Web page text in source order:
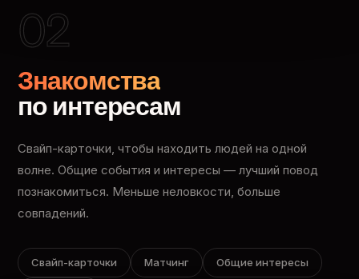
02
Знакомства
по интересам
Свайп-карточки, чтобы находить людей на одной
волне. Общие события и интересы — лучший повод
познакомиться. Меньше неловкости, больше
совпадений.
Свайп-карточки Матчинг Общие интересы